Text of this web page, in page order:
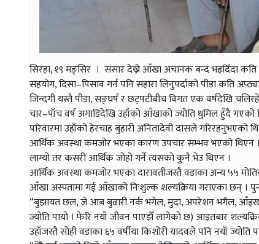
सिरहा, १९ मङ्सिर । संसार देख्ने आँखा अचानक बन्द भइदिँदा कति
सहयोग, दिसा–पिसाव गर्न पनि सहारा लिनुपर्दाको पीडा कति
जिन्दगी यस्तै पीडा, सङ्घर्ष र छट्पटीबीच विगत एक वर्षदेखि
चार–पाँच वर्ष अगाडिदेखि उहाँको आँखाको ज्योति धुमिल हुँदै
परिवारमा उहाँको हेरचाह बुहारी अनितादेवी दासले गरिरहनुभएको
आर्थिक अवस्था कमजोर भएका कारण उपचार सम्भव भएको थिएन ।
लाग्यो तर कसरी आर्थिक जोहो गर्ने त्यसको कुनै भेउ थिएन ।
आर्थिक अवस्था कमजोर भएका दारावतीजस्तै वडाका अन्य ५५
आँखा अस्पतामा गई आँखाको निःशुल्क शल्यक्रिया गराएका छन् ।
“बुझायत छल, जे आब बुढारी नर्क भगेल, मुदा, अपरेशन भगैल,
ज्योति पायो । फेरि नयाँ जीवन पाएझैँ लागेको छ) आइतबार
उहाँजस्तै सोही वडाका ६५ वर्षीया किशोरी यादवले पनि नयाँ